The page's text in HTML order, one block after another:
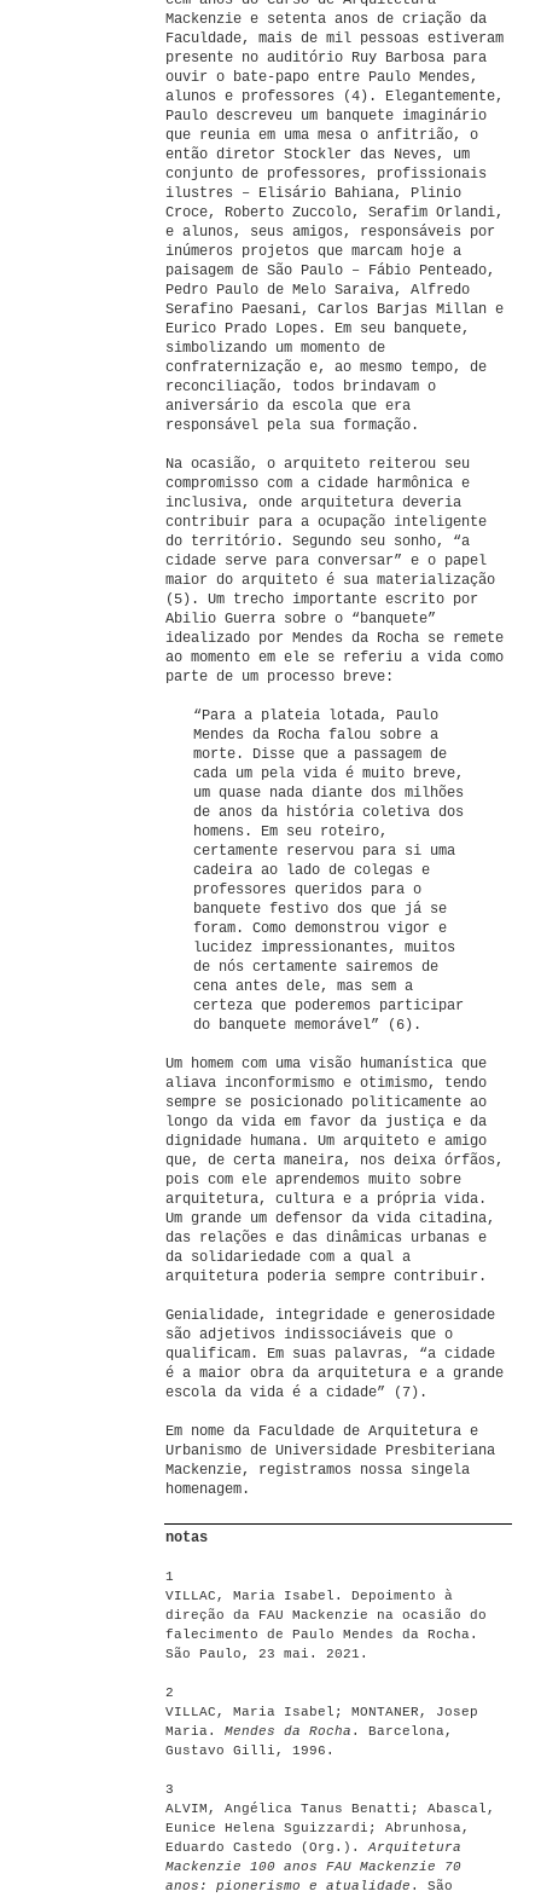
Mackenzie e setenta anos de criação da
Faculdade, mais de mil pessoas estiveram
presente no auditório Ruy Barbosa para
ouvir o bate-papo entre Paulo Mendes,
alunos e professores (4). Elegantemente,
Paulo descreveu um banquete imaginário
que reunia em uma mesa o anfitrião, o
então diretor Stockler das Neves, um
conjunto de professores, profissionais
ilustres – Elisário Bahiana, Plinio
Croce, Roberto Zuccolo, Serafim Orlandi,
e alunos, seus amigos, responsáveis por
inúmeros projetos que marcam hoje a
paisagem de São Paulo – Fábio Penteado,
Pedro Paulo de Melo Saraiva, Alfredo
Serafino Paesani, Carlos Barjas Millan e
Eurico Prado Lopes. Em seu banquete,
simbolizando um momento de
confraternização e, ao mesmo tempo, de
reconciliação, todos brindavam o
aniversário da escola que era
responsável pela sua formação.
Na ocasião, o arquiteto reiterou seu
compromisso com a cidade harmônica e
inclusiva, onde arquitetura deveria
contribuir para a ocupação inteligente
do território. Segundo seu sonho, “a
cidade serve para conversar” e o papel
maior do arquiteto é sua materialização
(5). Um trecho importante escrito por
Abilio Guerra sobre o “banquete”
idealizado por Mendes da Rocha se remete
ao momento em ele se referiu a vida como
parte de um processo breve:
“Para a plateia lotada, Paulo
Mendes da Rocha falou sobre a
morte. Disse que a passagem de
cada um pela vida é muito breve,
um quase nada diante dos milhões
de anos da história coletiva dos
homens. Em seu roteiro,
certamente reservou para si uma
cadeira ao lado de colegas e
professores queridos para o
banquete festivo dos que já se
foram. Como demonstrou vigor e
lucidez impressionantes, muitos
de nós certamente sairemos de
cena antes dele, mas sem a
certeza que poderemos participar
do banquete memorável” (6).
Um homem com uma visão humanística que
aliava inconformismo e otimismo, tendo
sempre se posicionado politicamente ao
longo da vida em favor da justiça e da
dignidade humana. Um arquiteto e amigo
que, de certa maneira, nos deixa órfãos,
pois com ele aprendemos muito sobre
arquitetura, cultura e a própria vida.
Um grande um defensor da vida citadina,
das relações e das dinâmicas urbanas e
da solidariedade com a qual a
arquitetura poderia sempre contribuir.
Genialidade, integridade e generosidade
são adjetivos indissociáveis que o
qualificam. Em suas palavras, “a cidade
é a maior obra da arquitetura e a grande
escola da vida é a cidade” (7).
Em nome da Faculdade de Arquitetura e
Urbanismo de Universidade Presbiteriana
Mackenzie, registramos nossa singela
homenagem.
notas
1
VILLAC, Maria Isabel. Depoimento à
direção da FAU Mackenzie na ocasião do
falecimento de Paulo Mendes da Rocha.
São Paulo, 23 mai. 2021.
2
VILLAC, Maria Isabel; MONTANER, Josep
Maria. Mendes da Rocha . Barcelona,
Gustavo Gilli, 1996.
3
ALVIM, Angélica Tanus Benatti; Abascal,
Eunice Helena Sguizzardi; Abrunhosa,
Eduardo Castedo (Org.).Arquitetura
Mackenzie 100 anos FAU Mackenzie 70
anos: pionerismo e atualidade . São